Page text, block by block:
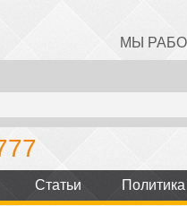
МЫ
Статьи